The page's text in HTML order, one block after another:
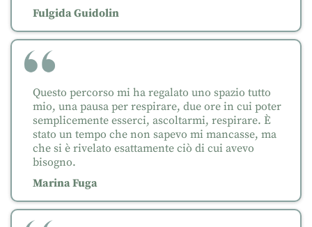
Fulgida Guidolin
Questo percorso mi ha regalato uno spazio tutto
mio, una pausa per respirare, due ore in cui poter
semplicemente esserci, ascoltarmi, respirare. È
stato un tempo che non sapevo mi mancasse, ma
che si è rivelato esattamente ciò di cui avevo
bisogno.
Marina Fuga